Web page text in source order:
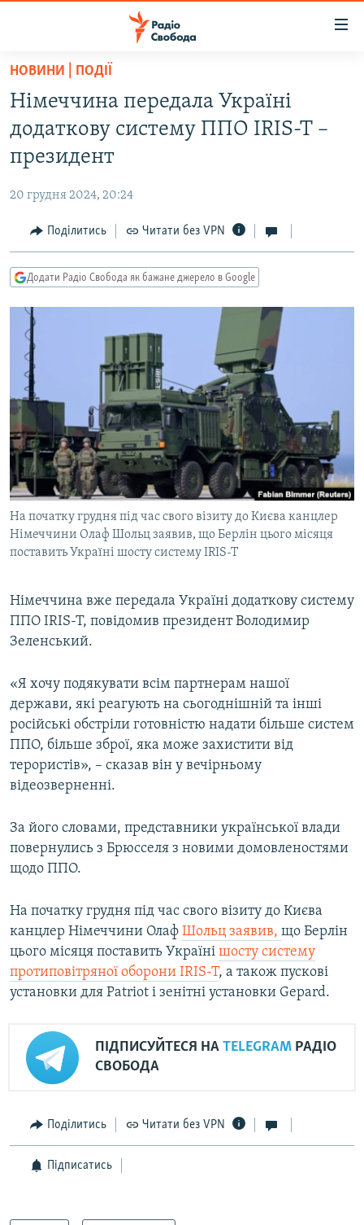
Перейти
основного
матеріалу
до
основної
навігації
Перейти
до
пошуку
ЕКОНОМІКА
СУСПІЛЬСТВО
УКРАЇНА
СВІТ
РОСІЙСЬКА «ФІЛЬТРАЦІЯ»
ДОНБАС.РЕАЛІЇ
ТИ ЯК?
СХЕМИ
КИТАЙ.ВИКЛИКИ
МУЛЬТИМЕДІА
ФОТО
СПЕЦПРОЄКТИ
ПОДКАСТИ
КРИМ РЕАЛІЇ
РУС
КТАТ
ДОЛУЧАЙСЯ!
Усі сайти RFE/RL
НОВИНИ | ПОДІЇ
Німеччина передала Україні
додаткову систему ППО IRIS-T –
президент
20 грудня 2024, 20:24
Поділитись Читати без VPN
Додати Радіо Свобода як бажане джерело в Google
На початку грудня під час свого візиту до Києва канцлер
Німеччини Олаф Шольц заявив, що Берлін цього місяця
поставить Україні шосту систему IRIS-T
Німеччина вже передала Україні додаткову систему
ППО IRIS-T, повідомив президент Володимир
Зеленський.
«Я хочу подякувати всім партнерам нашої
держави, які реагують на сьогоднішній та інші
російські обстріли готовністю надати більше систем
ППО, більше зброї, яка може захистити від
терористів», – сказав він у вечірньому
відеозверненні.
За його словами, представники української влади
повернулись з Брюсселя з новими домовленостями
щодо ППО.
На початку грудня під час свого візиту до Києва
канцлер Німеччини Олаф Шольц заявив, що Берлін
цього місяця поставить Україні шосту систему
протиповітряної оборони IRIS-T, а також пускові
установки для Patriot і зенітні установки Gepard.
ПІДПИСУЙТЕСЯ НА TELEGRAM РАДІО
СВОБОДА
Поділитись Читати без VPN
Підписатись